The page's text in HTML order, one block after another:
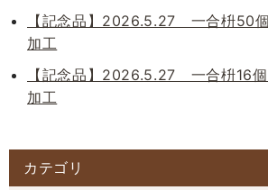
【記念品】2026.5.27 一合枡50
加工
【記念品】2026.5.27 一合枡16
加工
カテゴリ